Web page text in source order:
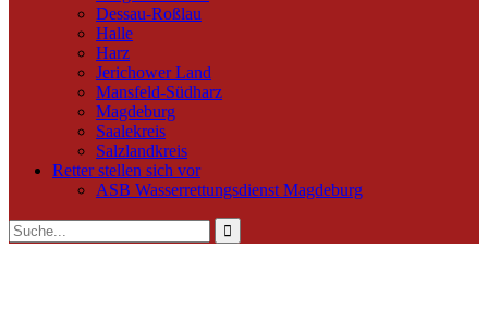
Dessau-Roßlau
Halle
Harz
Jerichower Land
Mansfeld-Südharz
Magdeburg
Saalekreis
Salzlandkreis
Retter stellen sich vor
ASB Wasserrettungsdienst Magdeburg